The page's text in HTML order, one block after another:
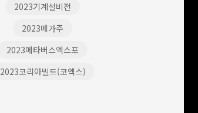
2023기계설비전
2023메가주
2023메타버스엑스포
2023코리아빌드(코엑스)